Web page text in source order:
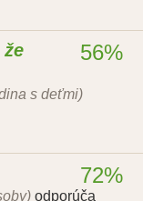
s deťmi)
56%
odporúča
72%